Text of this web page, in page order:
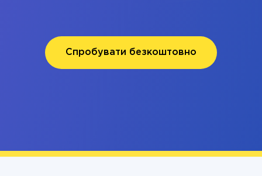
Спробувати безкоштовно